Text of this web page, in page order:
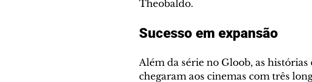
Theobaldo.
Sucesso em expansão
Além da série no Gloob, as histórias
chegaram aos cinemas com três